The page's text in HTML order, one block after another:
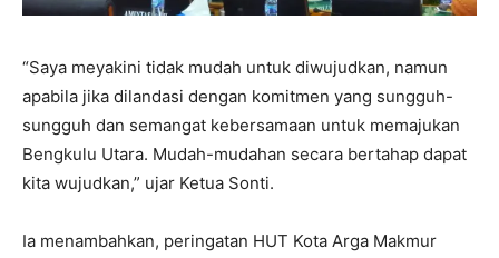
“Saya meyakini tidak mudah untuk diwujudkan, namun
apabila jika dilandasi dengan komitmen yang sungguh-
sungguh dan semangat kebersamaan untuk memajukan
Bengkulu Utara. Mudah-mudahan secara bertahap dapat
kita wujudkan,” ujar Ketua Sonti.
Ia menambahkan, peringatan HUT Kota Arga Makmur